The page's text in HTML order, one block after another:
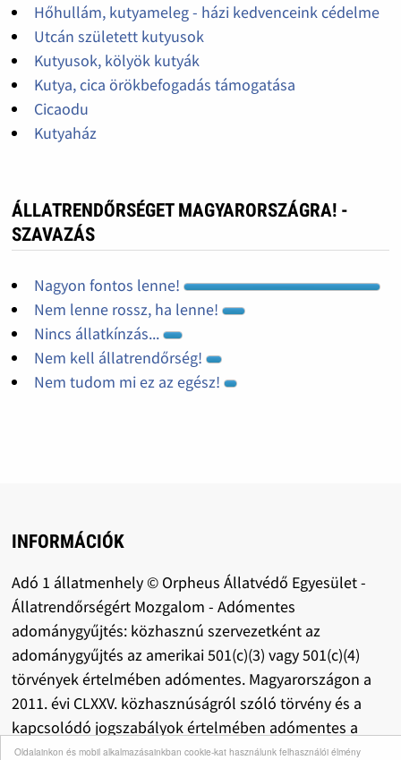
Oldalainkon és mobil alkalmazásainkban cookie-kat használunk felhasználói élmény
Hőhullám, kutyameleg - házi kedvenceink cédelme
Utcán született kutyusok
Kutyusok, kölyök kutyák
Kutya, cica örökbefogadás támogatása
Cicaodu
Kutyaház
ÁLLATRENDŐRSÉGET MAGYARORSZÁGRA! -
SZAVAZÁS
Nagyon fontos lenne!
Nem lenne rossz, ha lenne!
Nincs állatkínzás...
Nem kell állatrendőrség!
Nem tudom mi ez az egész!
INFORMÁCIÓK
Adó 1 állatmenhely © Orpheus Állatvédő Egyesület -
Állatrendőrségért Mozgalom - Adómentes
adománygyűjtés: közhasznú szervezetként az
adománygyűjtés az amerikai 501(c)(3) vagy 501(c)(4)
törvények értelmében adómentes. Magyarországon a
2011. évi CLXXV. közhasznúságról szóló törvény és a
kapcsolódó jogszabályok értelmében adómentes a
szervezet, adómentes az adománygyűjtés.